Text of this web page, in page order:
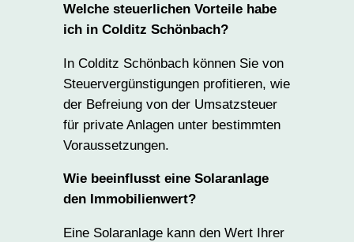
Welche steuerlichen Vorteile habe
ich in Colditz Schönbach?
In Colditz Schönbach können Sie von
Steuervergünstigungen profitieren, wie
der Befreiung von der Umsatzsteuer
für private Anlagen unter bestimmten
Voraussetzungen.
Wie beeinflusst eine Solaranlage
den Immobilienwert?
Eine Solaranlage kann den Wert Ihrer